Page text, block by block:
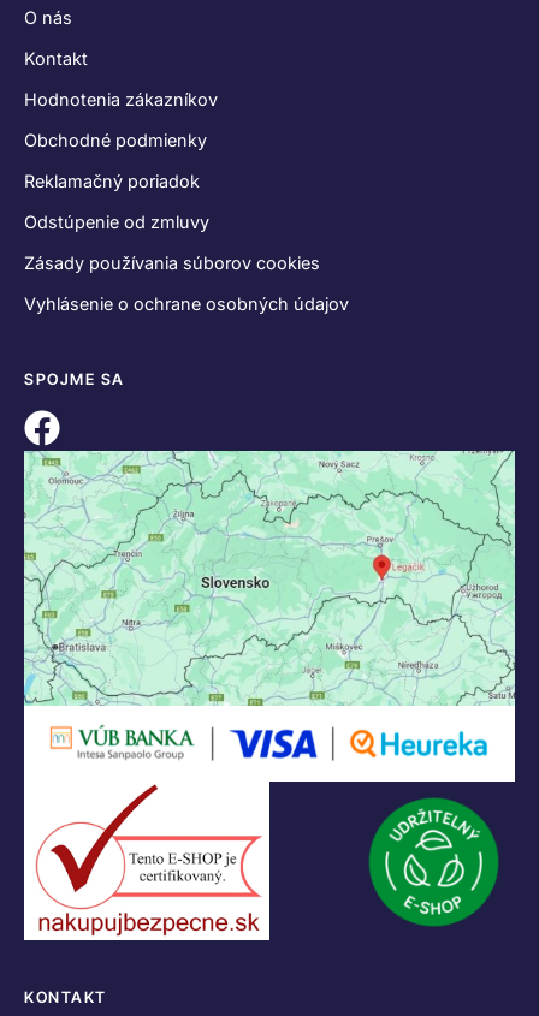
O nás
Kontakt
Hodnotenia zákazníkov
Obchodné podmienky
Reklamačný poriadok
Odstúpenie od zmluvy
Zásady používania súborov cookies
Vyhlásenie o ochrane osobných údajov
SPOJME SA
KONTAKT